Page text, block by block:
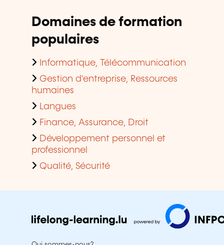
Domaines de formation
populaires
Informatique, Télécommunication
Gestion d'entreprise, Ressources
humaines
Langues
Finance, Assurance, Droit
Développement personnel et
professionnel
Qualité, Sécurité